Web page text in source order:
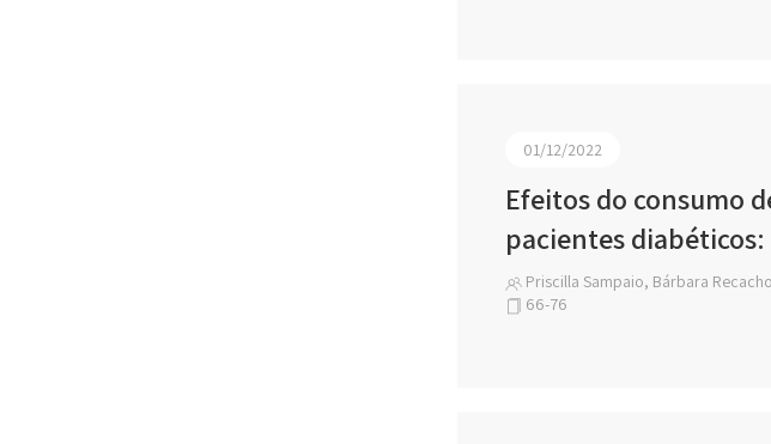
01/12/2022
Efeitos do consumo
pacientes
Priscilla Sampaio, Bárbara
66-76